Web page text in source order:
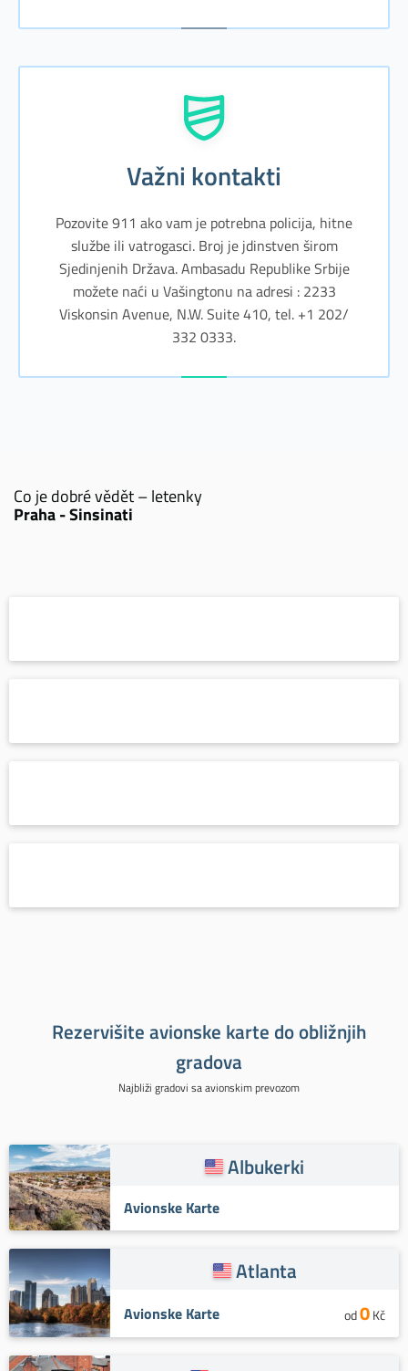
Važni kontakti
Pozovite 911 ako vam je potrebna policija, hitne
službe ili vatrogasci. Broj je jdinstven širom
Sjedinjenih Država. Ambasadu Republike Srbije
možete naći u Vašingtonu na adresi : 2233
Viskonsin Avenue, N.W. Suite 410, tel. +1 202/
332 0333.
Co je dobré vědět – letenky
Praha - Sinsinati
Rezervišite avionske karte do obližnjih
gradova
Najbliži gradovi sa avionskim prevozom
Albukerki
Avionske Karte
Atlanta
Avionske Karte od0Kč